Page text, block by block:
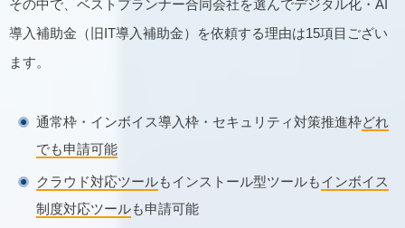
その中で、ベストプランナー合同会社を選んでデジタル化・AI
導入補助金（旧IT導入補助金）を依頼する理由は15項目ござい
ます。
通常枠・インボイス導入枠・セキュリティ対策推進枠どれ
でも申請可能
クラウド対応ツールもインストール型ツールもインボイス
制度対応ツールも申請可能